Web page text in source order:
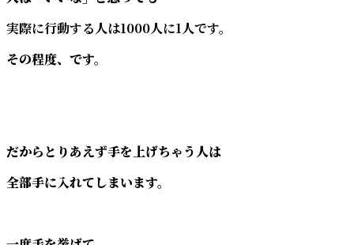
実際に行動する人は1000人に1人です。
その程度、です。
だからとりあえず手を上げちゃう人は
全部手に入れてしまいます。